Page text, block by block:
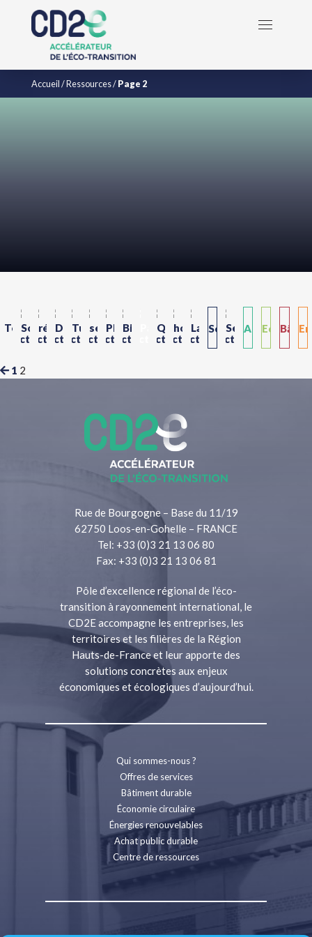
Accueil/Ressources/Page 2
Toutes
les
Solaire
thermique
réemploi
Démonstrateurs
Tuilessédiments
Photovoltaïque
Biosourcés
PailleQualité
l'air
hors-Lauréat
Services
Service
AchatEconomie
1 2
Rue de Bourgogne – Base du 11/19
62750 Loos-en-Gohelle – FRANCE
Tel: +33 (0)3 21 13 06 80
Fax: +33 (0)3 21 13 06 81
Pôle d’excellence régional de l’éco-
transition à rayonnement international, le
CD2E accompagne les entreprises, les
territoires et les filières de la Région
Hauts-de-France et leur apporte des
solutions concrètes aux enjeux
économiques et écologiques d’aujourd’hui.
Qui sommes-nous ?
Offres de services
Bâtiment durable
Économie circulaire
Énergies renouvelables
Achat public durable
Centre de ressources